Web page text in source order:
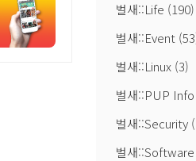
벌새::Life (190)
벌새::Event
벌새::Linux (3)
벌새::PUP Info
벌새::Security
벌새::Software